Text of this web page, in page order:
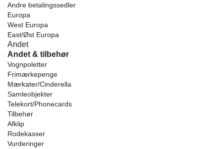
Andre betalingssedler
Europa
West Europa
East/Øst Europa
Andet
Andet & tilbehør
Vognpoletter
Frimærkepenge
Mærkater/Cinderella
Samleobjekter
Telekort/Phonecards
Tilbehør
Afklip
Rodekasser
Vurderinger